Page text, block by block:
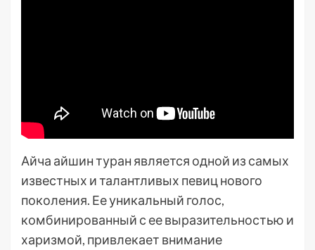
Айча айшин туран является одной из самых
известных и талантливых певиц нового
поколения. Ее уникальный голос,
комбинированный с ее выразительностью и
харизмой, привлекает внимание